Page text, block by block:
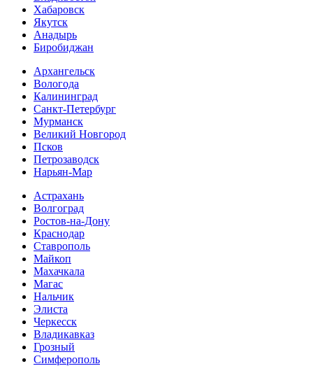
Хабаровск
Якутск
Анадырь
Биробиджан
Архангельск
Вологода
Калининград
Санкт-Петербург
Мурманск
Великий Новгород
Псков
Петрозаводск
Нарьян-Мар
Астрахань
Волгоград
Ростов-на-Дону
Краснодар
Ставрополь
Майкоп
Махачкала
Магас
Нальчик
Элиста
Черкесск
Владикавказ
Грозный
Симферополь